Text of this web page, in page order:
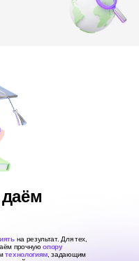
на результат. Для тех,
прочнуюопору
технологиям , задающим